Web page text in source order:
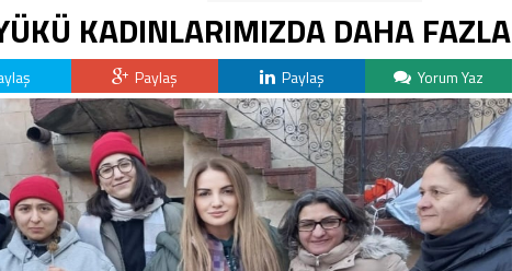
KADINLARIMIZDA DAHA FAZLA
Paylaş Paylaş Yorum Yaz